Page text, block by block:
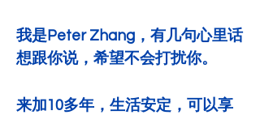
我是Peter Zhang，有几句心里话
想跟你说，希望不会打扰你。
来加10多年，生活安定，可以享